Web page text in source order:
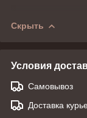
Скрыть
Условия
Самовывоз
Доставка